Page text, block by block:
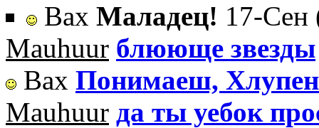
Вах Маладец! 17-Сен
Mauhuur блююще звезды
Вах Понимаеш,
Mauhuur да ты уебок